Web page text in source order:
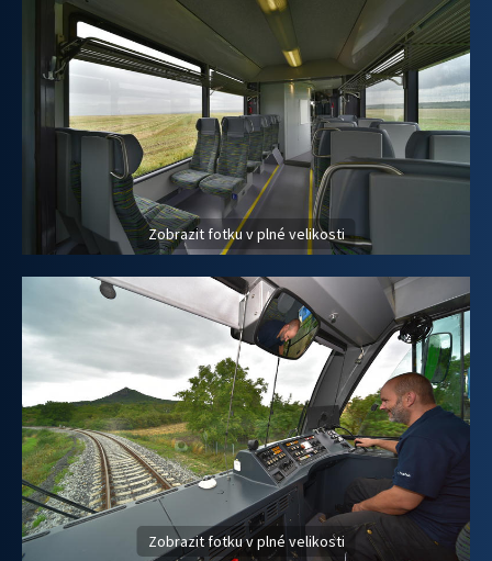
Zobrazit fotku v plné velikosti
Zobrazit fotku v plné velikosti